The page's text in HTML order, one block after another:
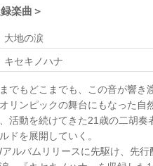
楽曲＞
大地の涙
キセキノハナ
でもどこまでも、この音が響き
リンピックの舞台にもなった自
活動を続けてきた21歳の二胡奏
ドを展開していく。
アルバムリリースに先駆け、先